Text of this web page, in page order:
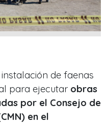
de faenas
para ejecutar obras
por el Consejo de
en el